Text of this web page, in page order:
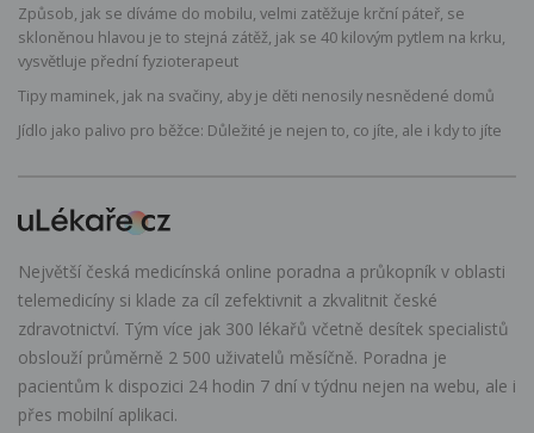
Způsob, jak se díváme do mobilu, velmi zatěžuje krční páteř, se
skloněnou hlavou je to stejná zátěž, jak se 40 kilovým pytlem na krku,
vysvětluje přední fyzioterapeut
Tipy maminek, jak na svačiny, aby je děti nenosily nesnědené domů
Jídlo jako palivo pro běžce: Důležité je nejen to, co jíte, ale i kdy to jíte
Největší česká medicínská online poradna a průkopník v oblasti
telemedicíny si klade za cíl zefektivnit a zkvalitnit české
zdravotnictví. Tým více jak 300 lékařů včetně desítek specialistů
obslouží průměrně 2 500 uživatelů měsíčně. Poradna je
pacientům k dispozici 24 hodin 7 dní v týdnu nejen na webu, ale i
přes mobilní aplikaci.